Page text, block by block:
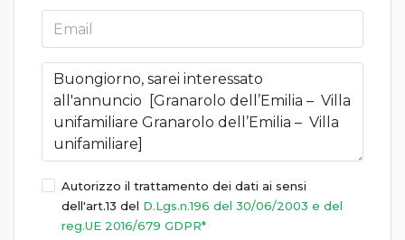
Autorizzo il trattamento dei dati ai sensi
dell'art.13 del D.Lgs.n.196 del 30/06/2003 e del
reg.UE 2016/679 GDPR*